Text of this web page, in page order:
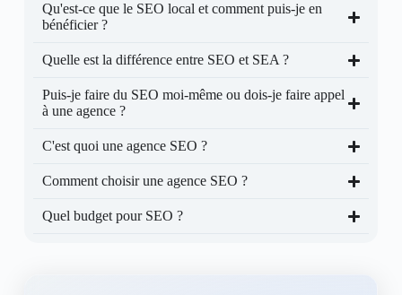
Qu'est-ce que le SEO local et comment puis-je en
bénéficier ?
Quelle est la différence entre SEO et SEA ?
Puis-je faire du SEO moi-même ou dois-je faire appel
à une agence ?
C'est quoi une agence SEO ?
Comment choisir une agence SEO ?
Quel budget pour SEO ?